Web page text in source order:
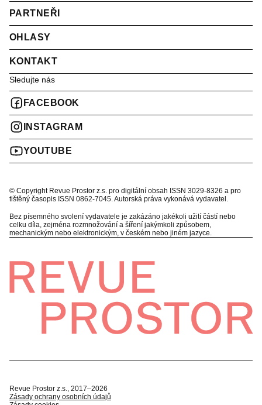
PARTNEŘI
OHLASY
KONTAKT
Sledujte nás
FACEBOOK
INSTAGRAM
YOUTUBE
© Copyright Revue Prostor z.s. pro digitální obsah ISSN 3029-8326 a pro
tištěný časopis ISSN 0862-7045. Autorská práva vykonává vydavatel.
Bez písemného svolení vydavatele je zakázáno jakékoli užití částí nebo
celku díla, zejména rozmnožování a šíření jakýmkoli způsobem,
mechanickým nebo elektronickým, v českém nebo jiném jazyce.
Revue Prostor z.s., 2017–2026
Zásady ochrany osobních údajů